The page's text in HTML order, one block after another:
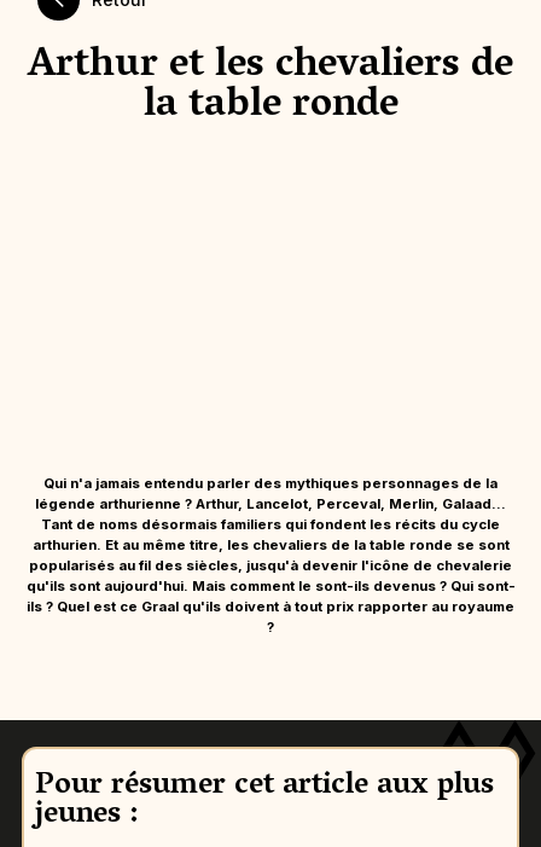
Arthur et les chevaliers de
la table ronde
Qui n'a jamais entendu parler des mythiques personnages de la
légende arthurienne ? Arthur, Lancelot, Perceval, Merlin, Galaad...
Tant de noms désormais familiers qui fondent les récits du cycle
arthurien. Et au même titre, les chevaliers de la table ronde se sont
popularisés au fil des siècles, jusqu'à devenir l'icône de chevalerie
qu'ils sont aujourd'hui. Mais comment le sont-ils devenus ? Qui sont-
ils ? Quel est ce Graal qu'ils doivent à tout prix rapporter au royaume
?
Pour résumer cet article aux plus
jeunes :